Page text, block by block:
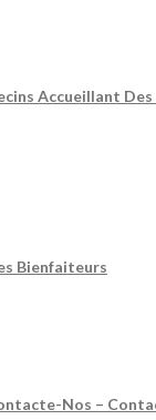
Accueillant
Bienfaiteurs
Nos –